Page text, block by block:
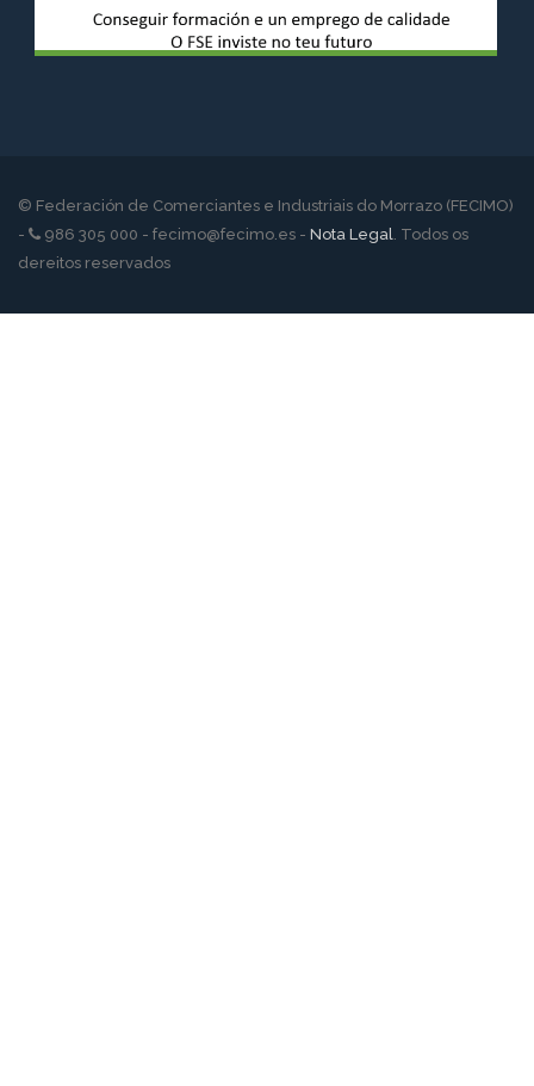
© Federación de Comerciantes e Industriais do Morrazo (FECIMO)
-
986 305 000 - fecimo@fecimo.es - Nota Legal. Todos os
dereitos reservados